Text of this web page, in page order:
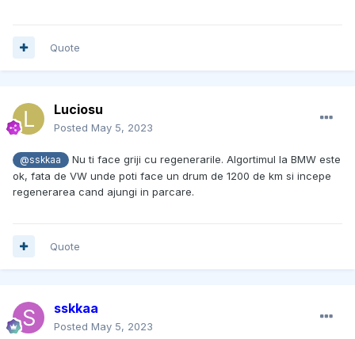
Quote
Luciosu
Posted May 5, 2023
@sskkaa
Nu ti face griji cu regenerarile. Algortimul la BMW este
ok, fata de VW unde poti face un drum de 1200 de km si incepe
regenerarea cand ajungi in parcare.
Quote
sskkaa
Posted May 5, 2023